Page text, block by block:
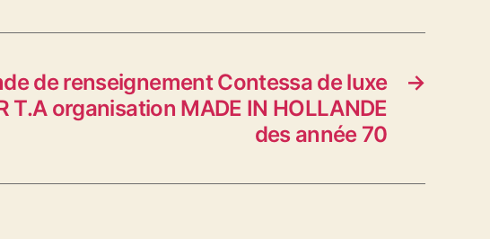
→
de renseignement Contessa de luxe
T.A organisation MADE IN HOLLANDE
des année 70